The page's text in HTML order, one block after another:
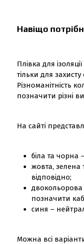
Навіщо
Плівка для
тільки для
Різноманітність
позначити різні
На сайті
біла та чорна
жовта, зелена
відповідно;
позначити
синя –
Можна всі